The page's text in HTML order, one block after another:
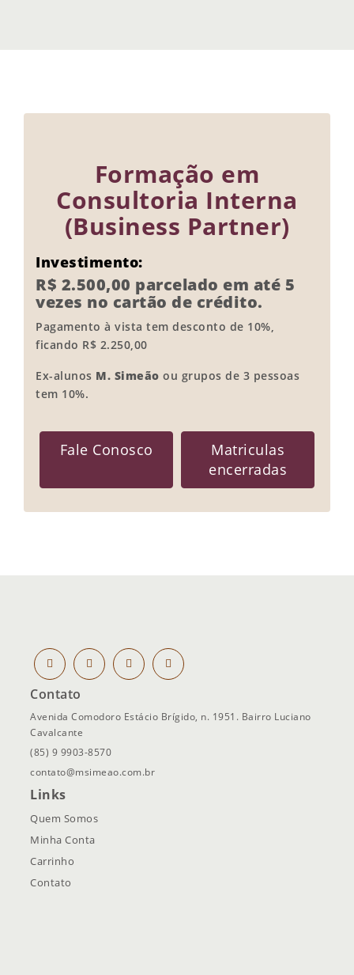
Formação em
Consultoria Interna
(Business Partner)
Investimento:
R$ 2.500,00 parcelado em até 5
vezes no cartão de crédito.
Pagamento à vista tem desconto de 10%,
ficando R$ 2.250,00
Ex-alunos M. Simeão ou grupos de 3 pessoas
tem 10%.
Fale Conosco
Matriculas
encerradas
Contato
Avenida Comodoro Estácio Brígido, n. 1951. Bairro Luciano
Cavalcante
(85) 9 9903-8570
contato@msimeao.com.br
Links
Quem Somos
Minha Conta
Carrinho
Contato